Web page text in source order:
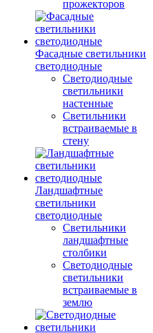
прожекторов
Фасадные светильники
светодиодные
Светодиодные
светильники
настенные
Светильники
встраиваемые в
стену
Ландшафтные
светильники
светодиодные
Светильники
ландшафтные
столбики
Светодиодные
светильники
встраиваемые в
землю